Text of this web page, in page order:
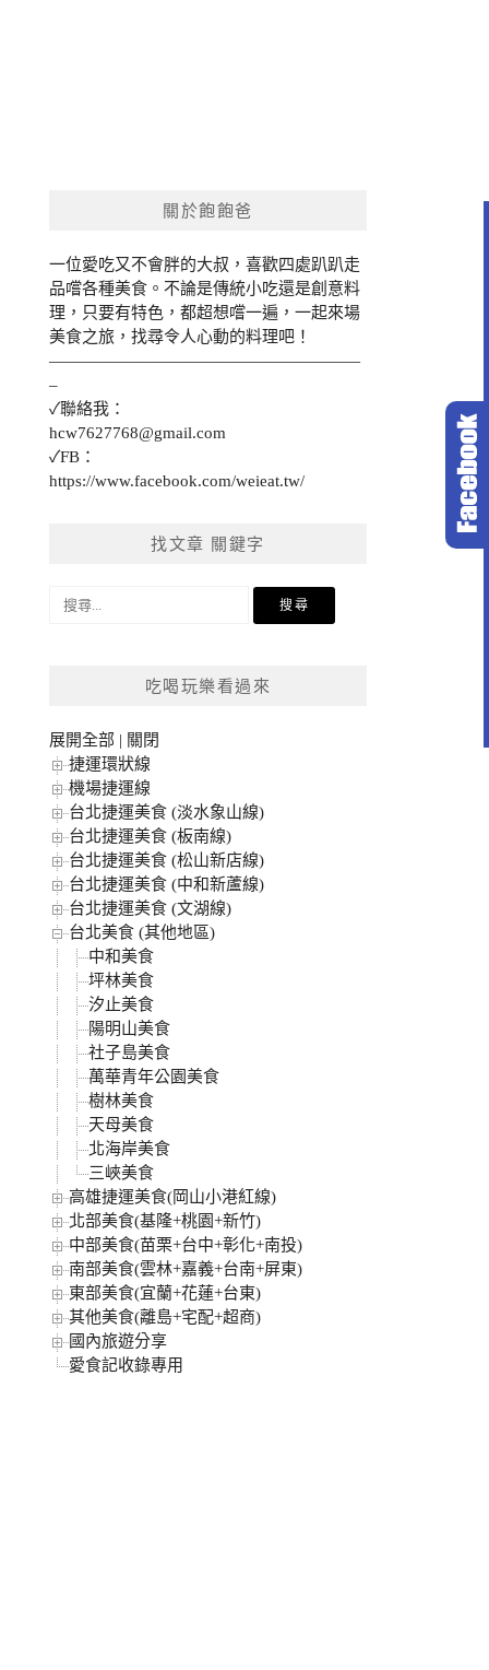
關於飽飽爸
一位愛吃又不會胖的大叔，喜歡四處趴趴走
品嚐各種美食。不論是傳統小吃還是創意料
理，只要有特色，都超想嚐一遍，一起來場
美食之旅，找尋令人心動的料理吧！
———————————————————
–
✓聯絡我：
hcw7627768@gmail.com
✓FB：
https://www.facebook.com/weieat.tw/
找文章 關鍵字
搜
吃喝玩樂看過來
展開全部 | 關閉
捷運環狀線
機場捷運線
台北捷運美食 (淡水象山線)
台北捷運美食 (板南線)
台北捷運美食 (松山新店線)
台北捷運美食 (中和新蘆線)
台北捷運美食 (文湖線)
台北美食 (其他地區)
中和美食
坪林美食
汐止美食
陽明山美食
社子島美食
萬華青年公園美食
樹林美食
天母美食
北海岸美食
三峽美食
高雄捷運美食(岡山小港紅線)
北部美食(基隆+桃園+新竹)
中部美食(苗栗+台中+彰化+南投)
南部美食(雲林+嘉義+台南+屏東)
東部美食(宜蘭+花蓮+台東)
其他美食(離島+宅配+超商)
國內旅遊分享
愛食記收錄專用